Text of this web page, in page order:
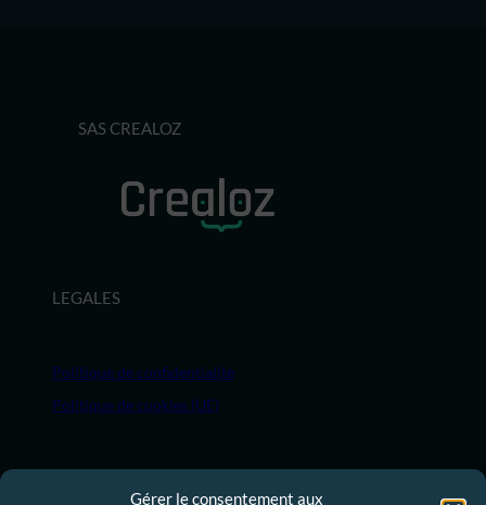
Gérer le consentement aux
SAS CREALOZ
LEGALES
Politique de confidentialité
Politique de cookies (UE)
MENU